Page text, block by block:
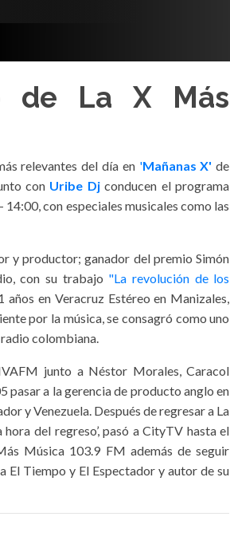
de La X Más
relevantes del día en 'Mañanas X' de
con Uribe Dj conducen el programa
con especiales musicales como las
y productor; ganador del premio Simón
con su trabajo "La revolución de los
en Veracruz Estéreo en Manizales,
por la música, se consagró como uno
colombiana.
junto a Néstor Morales, Caracol
pasar a la gerencia de producto anglo en
y Venezuela. Después de regresar a La
del regreso’, pasó a CityTV hasta el
Música 103.9 FM además de seguir
El Tiempo y El Espectador y autor de su